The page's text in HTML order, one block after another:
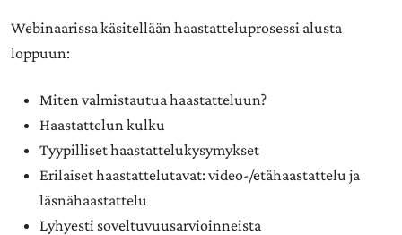
Webinaarissa käsitellään haastatteluprosessi alusta
loppuun:
Miten valmistautua haastatteluun?
Haastattelun kulku
Tyypilliset haastattelukysymykset
Erilaiset haastattelutavat: video-/etähaastattelu ja
läsnähaastattelu
Lyhyesti soveltuvuusarvioinneista